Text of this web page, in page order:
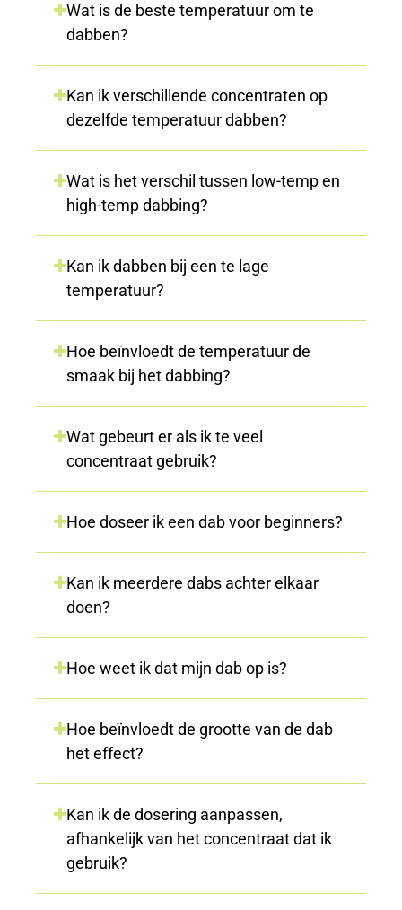
Wat is de beste temperatuur om te
dabben?
Kan ik verschillende concentraten op
dezelfde temperatuur dabben?
Wat is het verschil tussen low-temp en
high-temp dabbing?
Kan ik dabben bij een te lage
temperatuur?
Hoe beïnvloedt de temperatuur de
smaak bij het dabbing?
Wat gebeurt er als ik te veel
concentraat gebruik?
Hoe doseer ik een dab voor beginners?
Kan ik meerdere dabs achter elkaar
doen?
Hoe weet ik dat mijn dab op is?
Hoe beïnvloedt de grootte van de dab
het effect?
Kan ik de dosering aanpassen,
afhankelijk van het concentraat dat ik
gebruik?